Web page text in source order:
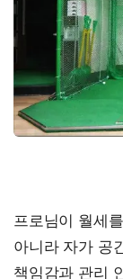
프로님이 월세
아니라 자가 공
책임감과 관리